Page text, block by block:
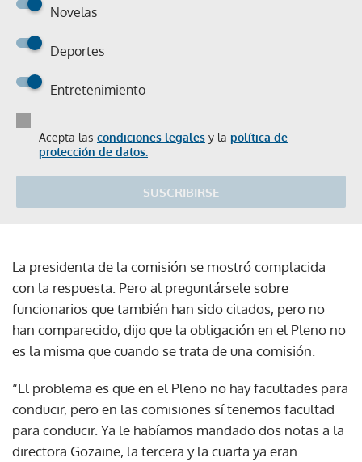
Novelas
Deportes
Entretenimiento
Acepta las condiciones legales y la política de
protección de datos.
SUSCRIBIRSE
La presidenta de la comisión se mostró complacida
con la respuesta. Pero al preguntársele sobre
funcionarios que también han sido citados, pero no
han comparecido, dijo que la obligación en el Pleno no
es la misma que cuando se trata de una comisión.
“El problema es que en el Pleno no hay facultades para
conducir, pero en las comisiones sí tenemos facultad
para conducir. Ya le habíamos mandado dos notas a la
directora Gozaine, la tercera y la cuarta ya eran